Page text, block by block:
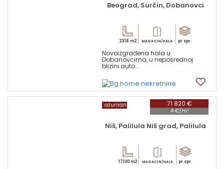
Beograd, Surčin, Dobanovci
2318 m2 MAGACIN/HALA pr spr.
Novoizgrađena hala u
Dobanovcima, u neposrednoj
blizini auto...
71 820 €
4 €/m²
ažuriran
Niš, Palilula Niš grad, Palilula
17100 m2 MAGACIN/HALA pr spr.